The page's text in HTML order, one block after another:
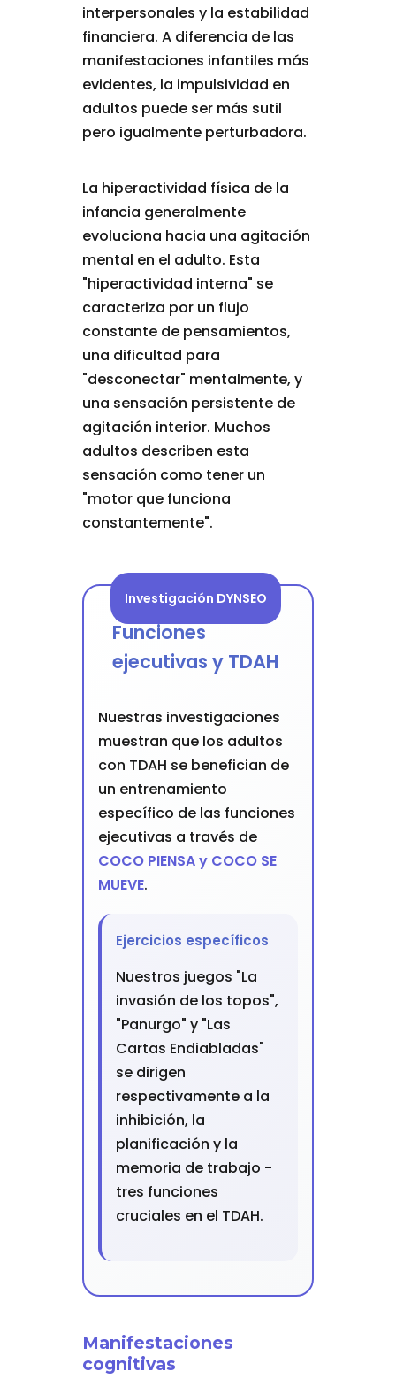
interpersonales y la estabilidad
financiera. A diferencia de las
manifestaciones infantiles más
evidentes, la impulsividad en
adultos puede ser más sutil
pero igualmente perturbadora.
La hiperactividad física de la
infancia generalmente
evoluciona hacia una agitación
mental en el adulto. Esta
"hiperactividad interna" se
caracteriza por un flujo
constante de pensamientos,
una dificultad para
"desconectar" mentalmente, y
una sensación persistente de
agitación interior. Muchos
adultos describen esta
sensación como tener un
"motor que funciona
constantemente".
Investigación DYNSEO
Funciones
ejecutivas y TDAH
Nuestras investigaciones
muestran que los adultos
con TDAH se benefician de
un entrenamiento
específico de las funciones
ejecutivas a través de
COCO PIENSA y COCO SE
MUEVE.
Ejercicios específicos
Nuestros juegos "La
invasión de los topos",
"Panurgo" y "Las
Cartas Endiabladas"
se dirigen
respectivamente a la
inhibición, la
planificación y la
memoria de trabajo -
tres funciones
cruciales en el TDAH.
Manifestaciones
cognitivas